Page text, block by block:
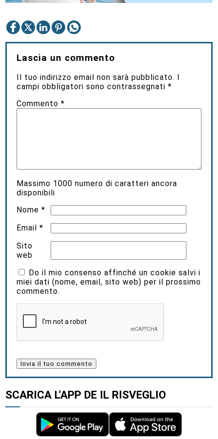
Lascia un commento
Il tuo indirizzo email non sarà pubblicato. I
campi obbligatori sono contrassegnati*
Commento*
Massimo 1000 numero di caratteri ancora
disponibili
Nome*
Email*
Sito
web
Do il mio consenso affinché un cookie salvi i
miei dati (nome, email, sito web) per il prossimo
commento.
SCARICA L'APP DE IL RISVEGLIO